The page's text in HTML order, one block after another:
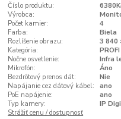
Číslo produktu:
Výrobca:
Počet kamier:
4
Farba:
Biela
Rozlíšenie obrazu:
3 840
Kategória:
PROFI
Nočne osvetlenie:
Infra
Mikrofón:
Áno
Bezdrôtový prenos dát:
Nie
Napájanie cez dátový kábel:
ano
PoE napájenie:
ano
Typ kamery:
IP
Strážiť cenu / dostupnosť